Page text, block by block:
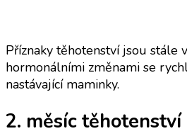
Příznaky těhotenství jsou stále
hormonálními změnami se
nastávající maminky.
2. měsíc těhotenství